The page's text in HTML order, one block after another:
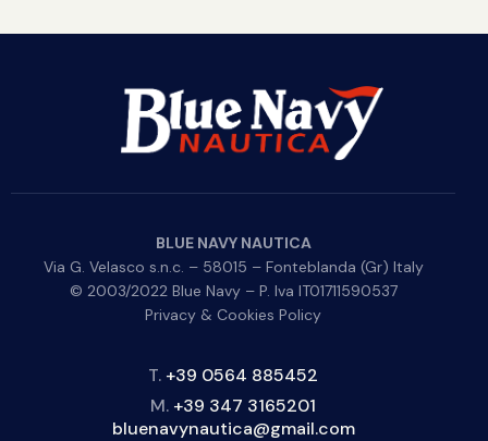
BLUE NAVY NAUTICA
Via G. Velasco s.n.c. – 58015 – Fonteblanda (Gr) Italy
© 2003/2022 Blue Navy – P. Iva IT01711590537
Privacy & Cookies Policy
T. +39 0564 885452
M. +39 347 3165201
bluenavynautica@gmail.com